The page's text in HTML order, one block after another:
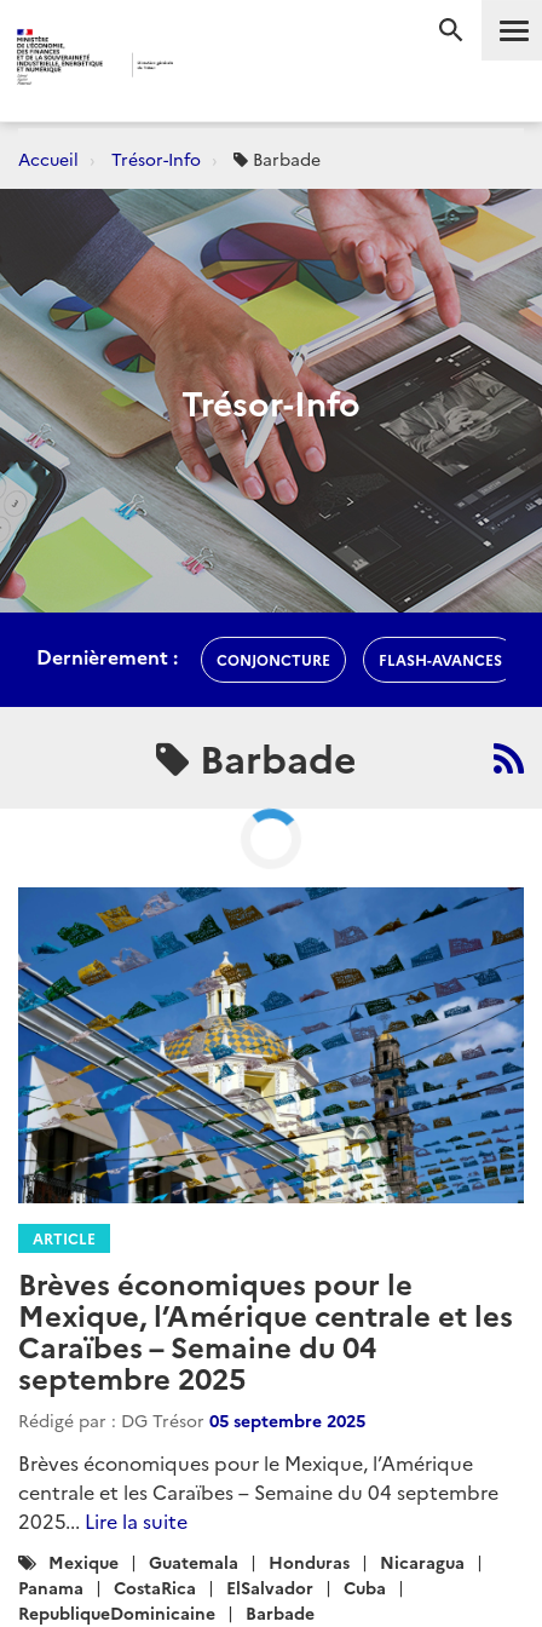
Accueil
Trésor-Info
Dernièrement : CONJONCTURE FLASH-AVANCES
Barbade
ARTICLE
Brèves économiques pour le
Mexique, l’Amérique centrale et les
Caraïbes – Semaine du 25 juin 2026
Rédigé par : DG Trésor25 juin 2026
Brèves économiques pour le Mexique, l’Amérique
centrale et les Caraïbes – Semaine du 25 juin 2026...
Lire la suite
Catégories
Mexique Guatemala Honduras
ElSalvador
Trinidad-et-Tobago
RepubliqueDominicaine
CostaRica
Barbade